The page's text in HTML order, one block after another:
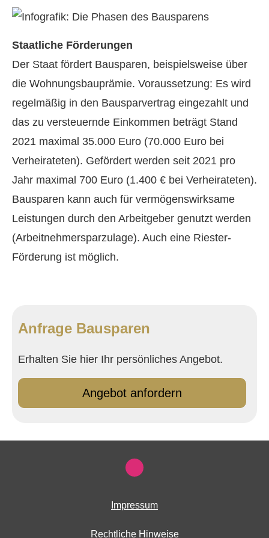
Staatliche Förderungen
Der Staat fördert Bausparen, beispielsweise über
die Wohnungsbauprämie. Voraussetzung: Es wird
regelmäßig in den Bausparvertrag eingezahlt und
das zu versteuernde Einkommen beträgt Stand
2021 maximal 35.000 Euro (70.000 Euro bei
Verheirateten). Gefördert werden seit 2021 pro
Jahr maximal 700 Euro (1.400 € bei Verheirateten).
Bausparen kann auch für vermögenswirksame
Leistungen durch den Arbeitgeber genutzt werden
(Arbeitnehmersparzulage). Auch eine Riester-
Förderung ist möglich.
Anfrage Bausparen
Erhalten Sie hier Ihr persönliches Angebot.
An­ge­bot an­for­dern
Impressum
Rechtliche Hinweise